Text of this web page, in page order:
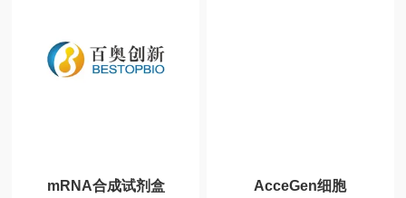
mRNA合成试剂盒 AcceGen细胞